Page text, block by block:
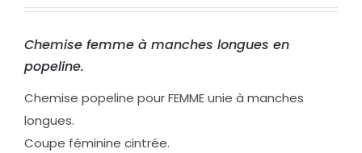
Chemise femme à manches longues en
popeline.
Chemise popeline pour FEMME unie à manches
longues.
Coupe féminine cintrée.